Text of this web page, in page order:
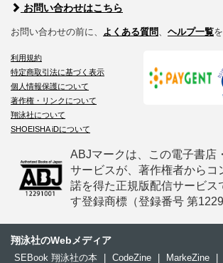
お問い合わせはこちら
お問い合わせの前に、 よくある質問、 ヘルプ一覧
利用規約
特定商取引法に基づく表示
個人情報保護について
著作権・リンクについて
翔泳社について
SHOEISHA iDについて
ABJマークは、この電子書店
サービスが、著作権者からコ
諾を得た正規版配信サービス
す登録商標（登録番号 第
翔泳社のWebメディア
SEBook 翔泳社の本 CodeZine MarkeZine